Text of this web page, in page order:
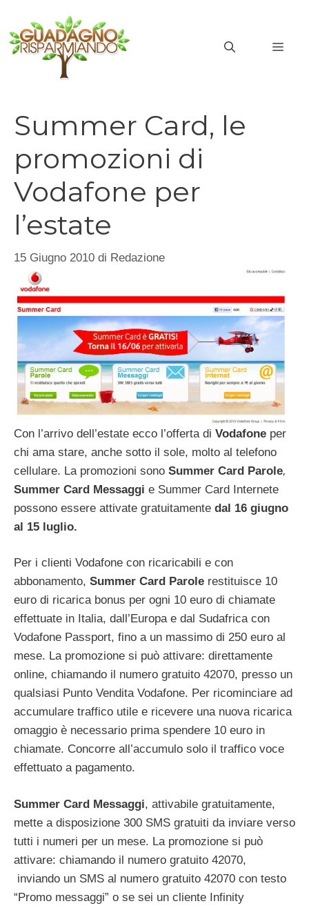
contenuto
Summer Card, le
promozioni di
Vodafone per
l’estate
15 Giugno 2010 di Redazione
Con l’arrivo dell’estate ecco l’offerta di Vodafone per
chi ama stare, anche sotto il sole, molto al telefono
cellulare. La promozioni sono Summer Card Parole,
Summer Card Messaggi e Summer Card Internete
possono essere attivate gratuitamente dal 16 giugno
al 15 luglio.
Per i clienti Vodafone con ricaricabili e con
abbonamento, Summer Card Parole restituisce 10
euro di ricarica bonus per ogni 10 euro di chiamate
effettuate in Italia, dall’Europa e dal Sudafrica con
Vodafone Passport, fino a un massimo di 250 euro al
mese. La promozione si può attivare: direttamente
online, chiamando il numero gratuito 42070, presso un
qualsiasi Punto Vendita Vodafone. Per ricominciare ad
accumulare traffico utile e ricevere una nuova ricarica
omaggio è necessario prima spendere 10 euro in
chiamate. Concorre all’accumulo solo il traffico voce
effettuato a pagamento.
Summer Card Messaggi, attivabile gratuitamente,
mette a disposizione 300 SMS gratuiti da inviare verso
tutti i numeri per un mese. La promozione si può
attivare: chiamando il numero gratuito 42070,
inviando un SMS al numero gratuito 42070 con testo
“Promo messaggi” o se sei un cliente Infinity